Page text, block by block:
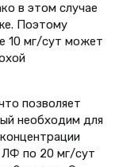
в этом случае
Поэтому
10 мг/сут может
позволяет
необходим для
ЛФ по 20 мг/сут